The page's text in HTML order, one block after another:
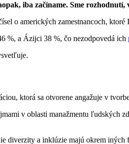
iba začíname. Sme
o amerických zamestnancoch,
%, a Ázijci 38 %, čo nezodpovedá ich
ktorá sa otvorene angažuje v
v oblasti manažmentu ľudských
diverzity a inklúzie majú okrem iných